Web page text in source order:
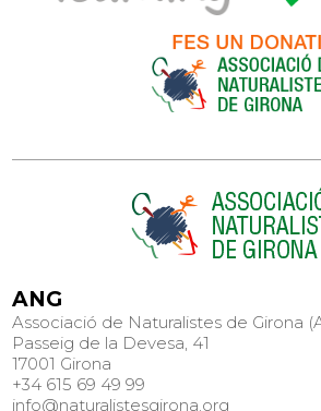
ANG
Associació de Naturalistes de Girona
Passeig de la Devesa, 41
17001 Girona
+34 615 69 49 99
info@naturalistesgirona.org